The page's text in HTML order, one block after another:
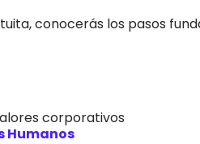
conocerás los pasos
corporativos
Humanos